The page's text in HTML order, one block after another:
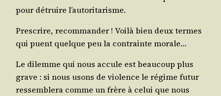
pour détruire l’autoritarisme.
Pres­crire, recom­man­der ! Voi­là bien deux termes
qui puent quelque peu la contrainte morale…
Le dilemme qui nous accule est beau­coup plus
grave : si nous usons de vio­lence le régime futur
res­sem­ble­ra comme un frère à celui que nous